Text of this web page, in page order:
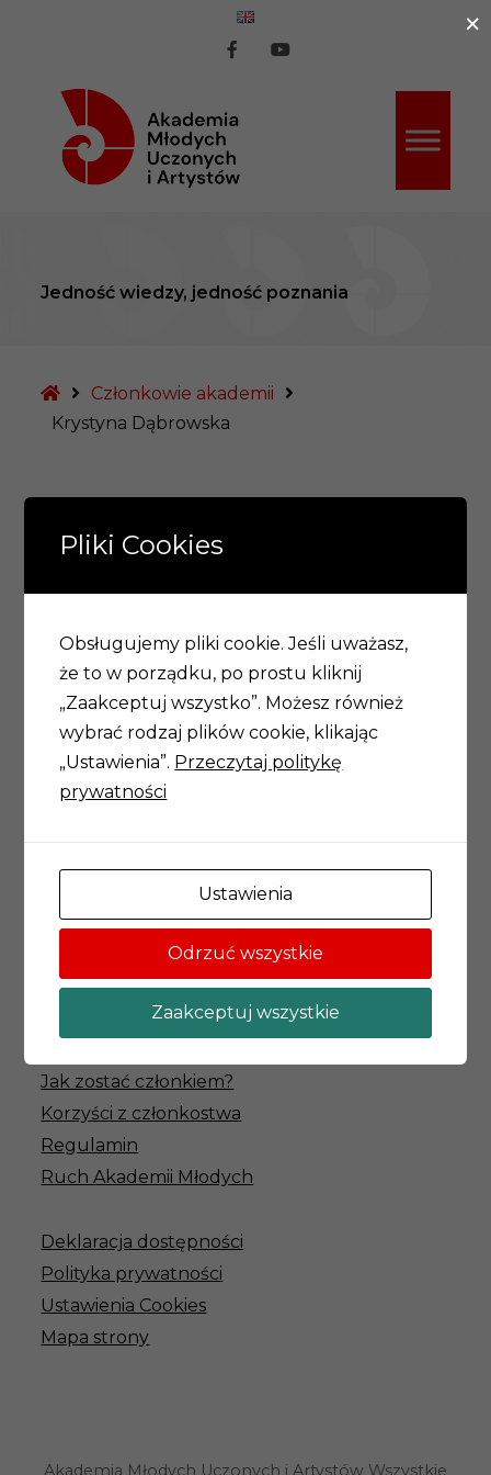
na
Facebook
Jedność wiedzy, jedność poznania
Strona
główna
Członkowie akademii
Krystyna Dąbrowska
Krystyna
Dąbrowska
Akademia Młodych Uczonych i Artystów
71 777 20 30
Jak zostać członkiem?
Korzyści z członkostwa
Regulamin
Ruch Akademii Młodych
Deklaracja dostępności
Polityka prywatności
Ustawienia Cookies
Mapa strony
Akademia Młodych Uczonych i Artystów Wszystkie
×
Pliki Cookies
Obsługujemy pliki cookie. Jeśli uważasz,
że to w porządku, po prostu kliknij
„Zaakceptuj wszystko”. Możesz również
wybrać rodzaj plików cookie, klikając
„Ustawienia”. Przeczytaj politykę
prywatności
Ustawienia
Odrzuć wszystkie
Zaakceptuj wszystkie